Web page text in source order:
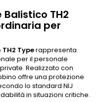
TH2
per
Typerappresenta
per il personale
Realizzato con
offre una protezione
lo standard NIJ
in situazioni critiche.